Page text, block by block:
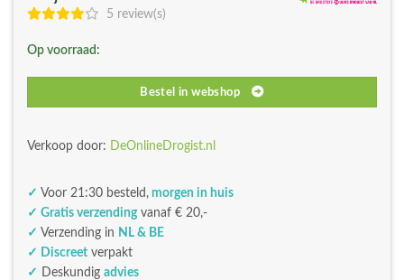
5 review(s)
Op voorraad:
Bestel in webshop
Verkoop door: DeOnlineDrogist.nl
✓ Voor 21:30 besteld, morgen in huis
✓ Gratis verzendingvanaf € 20,-
✓ Verzending in NL & BE
✓ Discreet verpakt
✓
Deskundig advies